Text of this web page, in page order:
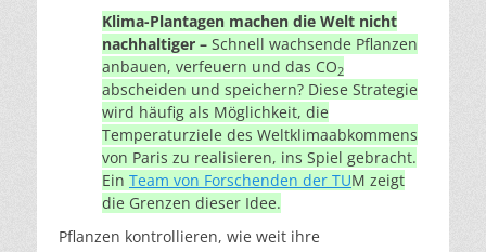
Klima-Plantagen machen die Welt nicht
nachhaltiger – Schnell wachsende Pflanzen
anbauen, verfeuern und das CO2
abscheiden und speichern? Diese Strategie
wird häufig als Möglichkeit, die
Temperaturziele des Weltklimaabkommens
von Paris zu realisieren, ins Spiel gebracht.
Ein Team von Forschenden der TUM zeigt
die Grenzen dieser Idee.
Pflanzen kontrollieren, wie weit ihre